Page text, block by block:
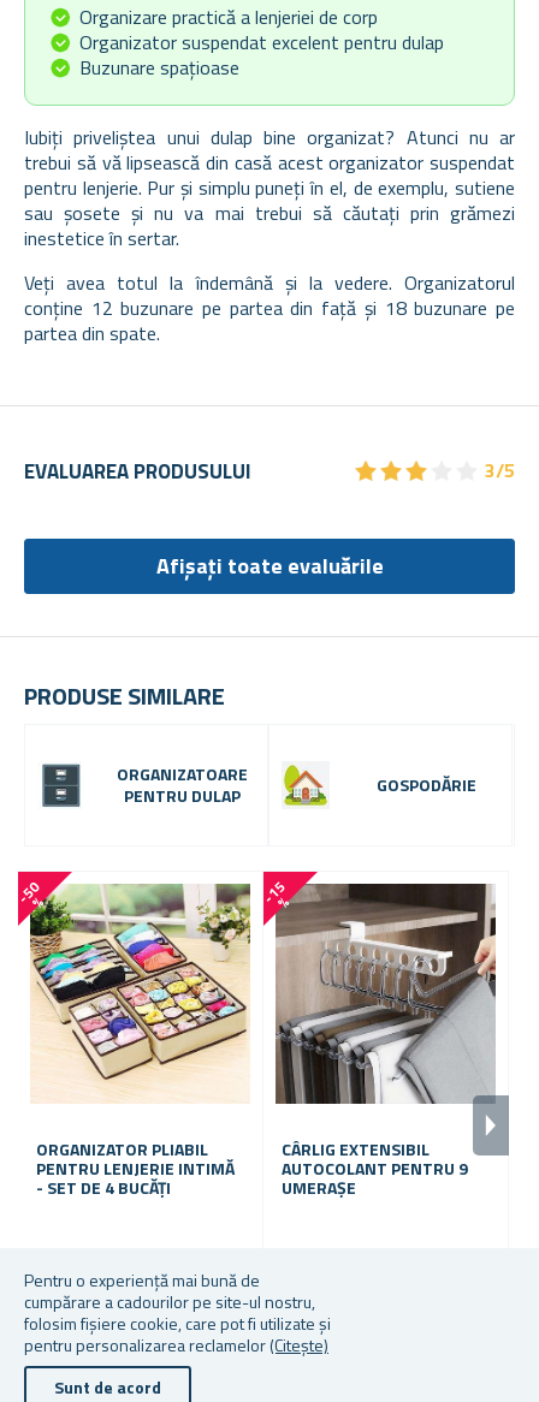
Pentru o experiență mai bună de
cumpărare a cadourilor pe site-ul nostru,
folosim fișiere cookie, care pot fi utilizate și
pentru personalizarea reclamelor(Citește)
Sunt de acord
Organizare practică a lenjeriei de corp
Organizator suspendat excelent pentru dulap
Buzunare spațioase
Iubiți priveliștea unui dulap bine organizat? Atunci nu ar
trebui să vă lipsească din casă acest organizator suspendat
pentru lenjerie. Pur și simplu puneți în el, de exemplu, sutiene
sau șosete și nu va mai trebui să căutați prin grămezi
inestetice în sertar.
Veți avea totul la îndemână și la vedere. Organizatorul
conține 12 buzunare pe partea din față și 18 buzunare pe
partea din spate.
PRODUSE SIMILARE
ORGANIZATOARE
PENTRU DULAP
GOSPODĂRIE
-
5
0
%
ORGANIZATOR PLIABIL
PENTRU LENJERIE INTIMĂ
- SET DE 4 BUCĂȚI
29,12 lei
În stoc
-
1
5
%
CÂRLIG EXTENSIBIL
AUTOCOLANT PENTRU 9
UMERAȘE
De la 34,57 lei
EVALUAREA PRODUSULUI ★★★
★★★ 3/5
Afișați toate evaluările